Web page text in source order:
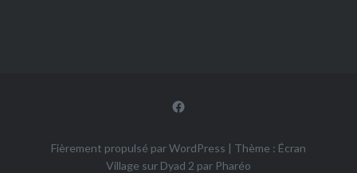
Facebook
Fièrement propulsé par WordPress | Thème : Écran
Village sur Dyad 2 par Pharéo